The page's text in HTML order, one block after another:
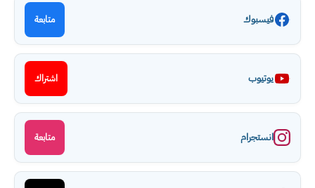
فيسبوك متابعة
يوتيوب اشتراك
انستجرام متابعة